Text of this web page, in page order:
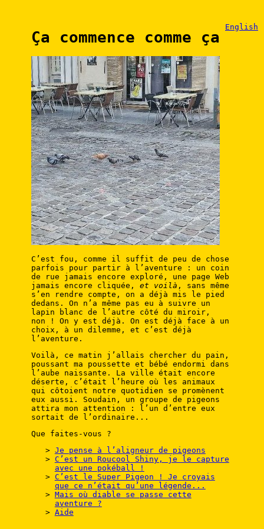
Ça commence comme ça
English
C’est fou, comme il suffit de peu de chose
parfois pour partir à l’aventure : un coin
de rue jamais encore exploré, une page Web
jamais encore cliquée, et voilà , sans même
s’en rendre compte, on a déjà mis le pied
dedans. On n’a même pas eu à suivre un
lapin blanc de l’autre côté du miroir,
non ! On y est déjà. On est déjà face à un
choix, à un dilemme, et c’est déjà
l’aventure.
Voilà, ce matin j’allais chercher du pain,
poussant ma poussette et bébé endormi dans
l’aube naissante. La ville était encore
déserte, c’était l’heure où les animaux
qui côtoient notre quotidien se promènent
eux aussi. Soudain, un groupe de pigeons
attira mon attention : l’un d’entre eux
sortait de l’ordinaire...
Que faites-vous ?
Je pense à l’aligneur de pigeons
C’est un Roucool Shiny, je le capture
avec une pokéball !
C’est le Super Pigeon ! Je croyais
que ce n’était qu’une légende...
Mais où diable se passe cette
aventure ?
Aide